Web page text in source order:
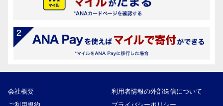
会社概要
利用者情報の外部送信について